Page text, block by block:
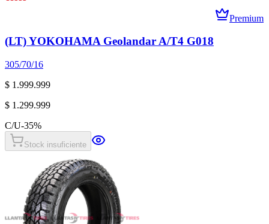
Premium
(LT) YOKOHAMA Geolandar A/T4 G018
305/70/16
$ 1.999.999
$ 1.299.999
C/U-35%
Stock insuficiente